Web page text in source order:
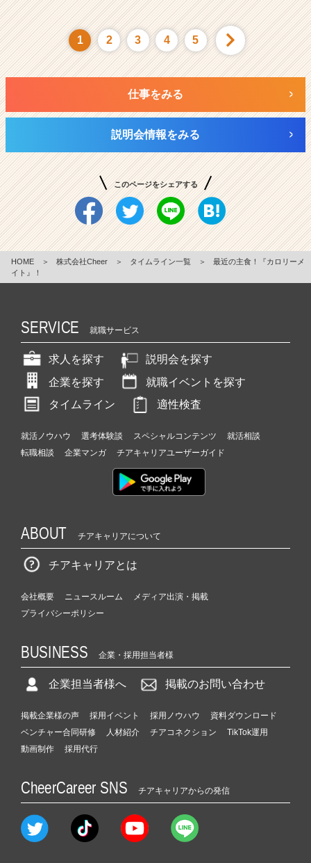
1 2 3 4 5
仕事をみる
説明会情報をみる
このページをシェアする
HOME ＞ 株式会社Cheer ＞ タイムライン一覧 ＞
最近の主食！『カロリーメ
イト』！
SERVICE 就職サービス
求人を探す
説明会を探す
企業を探す
就職イベントを探す
タイムライン
適性検査
就活ノウハウ 選考体験談 スペシャルコンテンツ
就活相談
転職相談
企業マンガ チアキャリアユーザーガイド
ABOUT チアキャリアについて
チアキャリアとは
会社概要 ニュースルーム
メディア出演・掲載
プライバシーポリシー
BUSINESS 企業・採用担当者様
企業担当者様へ 掲載のお問い合わせ
掲載企業様の声 採用イベント 採用ノウハウ
資料ダウンロード
ベンチャー合同研修
人材紹介 チアコネクション
TikTok運用
動画制作
採用代行
CheerCareer SNS チアキャリアからの発信